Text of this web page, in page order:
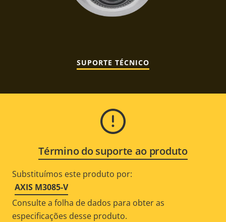
SUPORTE TÉCNICO
Término do suporte ao produto
Substituímos este produto por:
AXIS M3085-V
Consulte a folha de dados para obter as
especificações desse produto.